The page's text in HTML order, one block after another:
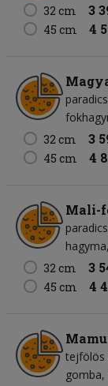
32 cm 3
45 cm 4
32 cm
3
45 cm 4
Mali-
hagyma
32 cm
3
45 cm 4
tejfölös
gomba